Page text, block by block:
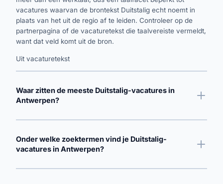
vacatures waarvan de brontekst Duitstalig echt noemt in
plaats van het uit de regio af te leiden. Controleer op de
partnerpagina of de vacaturetekst die taalvereiste vermeldt,
want dat veld komt uit de bron.
Uit vacaturetekst
Waar zitten de meeste Duitstalig-vacatures in
Antwerpen?
Onder welke zoektermen vind je Duitstalig-
vacatures in Antwerpen?